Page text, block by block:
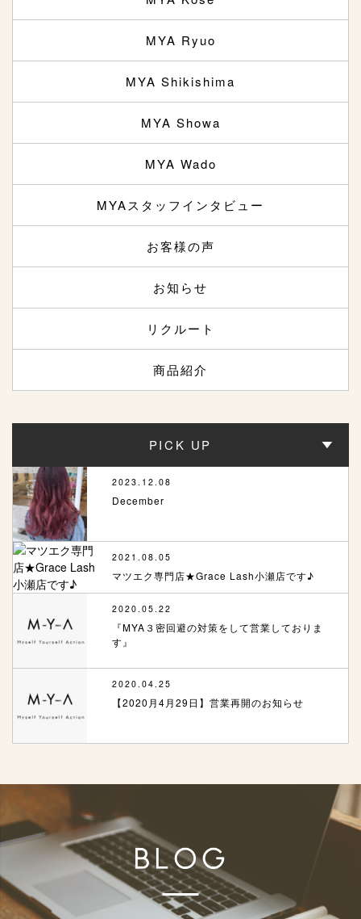
MYA Ryuo
MYA Shikishima
MYA Showa
MYA Wado
MYAスタッフインタビュー
お客様の声
お知らせ
リクルート
商品紹介
PICK UP
2023.12.08
December
2021.08.05
マツエク専門店★Grace Lash小瀬店です♪
2020.05.22
『MYA３密回避の対策をして営業しておりま
す』
2020.04.25
【2020月4月29日】営業再開のお知らせ